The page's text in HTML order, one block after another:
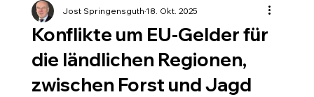
Konflikte um EU-Gelder für
die ländlichen Regionen,
zwischen Forst und Jagd
Jost Springensguth18. Okt. 2025